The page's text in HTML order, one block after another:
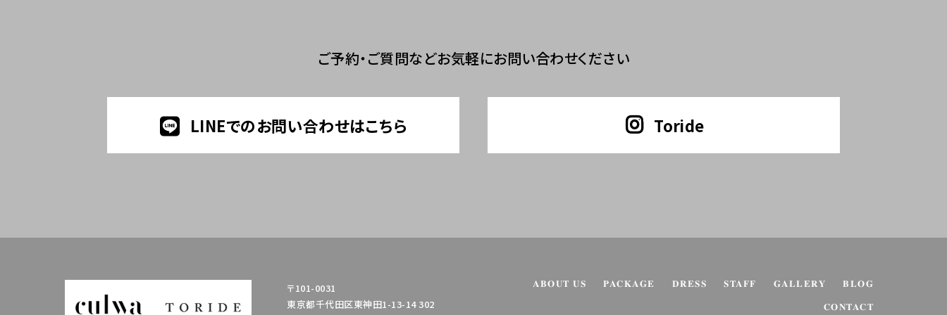
ご予約・ご質問などお気軽にお問い合わせください
LINEでのお問い合わせはこちら Toride
〒101-0031
東京都千代田区東神田1-13-14 302
ABOUT US PACKAGE DRESS STAFF GALLERY BLOG
CONTACT